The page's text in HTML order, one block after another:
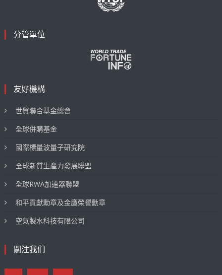
分管單位
友好機構
世貿聯合基金總會
全球併購基金
國際標量波量子研究院
全球新質生產力發展聯盟
全球RWA加速器聯盟
和平貢獻勳章及金鷹榮譽勳章
空氣製水科技有限公司
關注我们